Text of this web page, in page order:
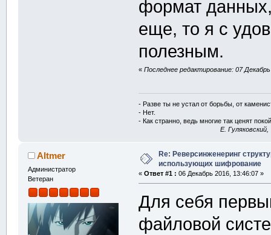
формат
еще, то я с
полезным.
«Последнее редактирование: 07
- Разве ты не устал от борьбы, от
- Нет.
- Как странно, ведь многие так ценят
E.
Altmer
Администратор
Ветеран
Re: Реверсинженеринг
использующих шифрование
«Ответ #1 : 06 Декабрь 2016, 13:46:07 »
Для себя
файловой